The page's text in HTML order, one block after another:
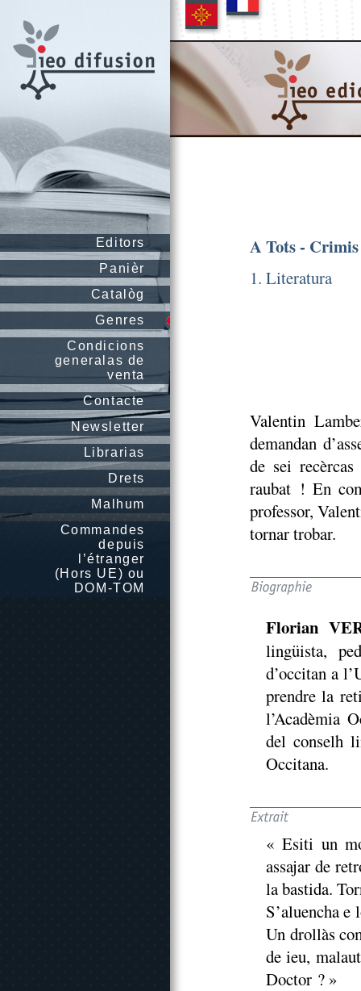
Editors
Panièr
Catalòg
Genres
Condicions
generalas de
venta
Contacte
Newsletter
Librarias
Drets
Malhum
Commandes
depuis
l’étranger
(Hors UE) ou
DOM-TOM
A Tots - Crimis
1. Literatura
Valentin
demandan
de sei
raubat ! En
professor,
tornar trobar.
Florian
lingüista,
d’occitan a
prendre la
l’Acadèmia
del conselh
Occitana.
« Esiti un
assajar de
la bastida.
S’aluencha
Un drollàs
de ieu,
Doctor ? »